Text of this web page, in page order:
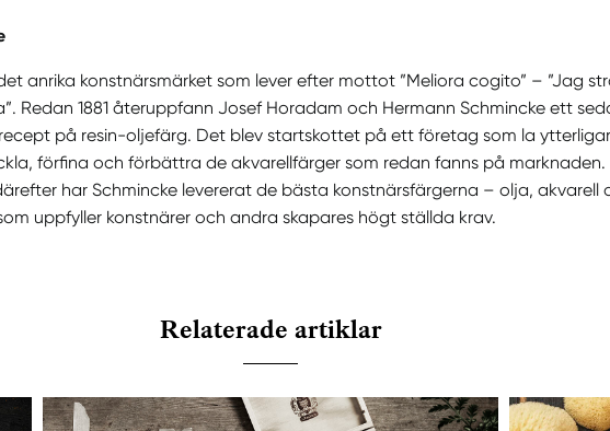
anrika konstnärsmärket som lever efter mottot ”Meliora cogito” – ”Jag
Redan 1881 återuppfann Josef Horadam och Hermann Schmincke ett
på resin-oljefärg. Det blev startskottet på ett företag som la
förfina och förbättra de akvarellfärger som redan fanns på marknaden.
har Schmincke levererat de bästa konstnärsfärgerna – olja, akvarell
uppfyller konstnärer och andra skapares högt ställda krav.
Relaterade artiklar